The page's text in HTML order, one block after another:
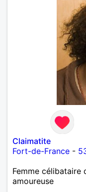
Claimatite
Fort-de-France -
Femme célibataire
amoureuse